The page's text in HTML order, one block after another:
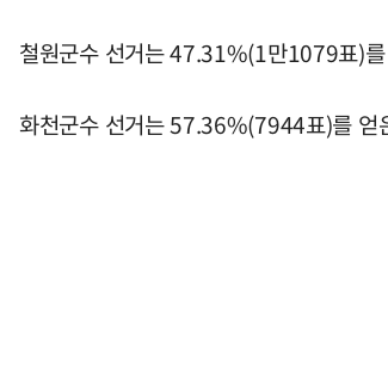
철원군수 선거는 47.31%(1만1079표)
화천군수 선거는 57.36%(7944표)를 얻